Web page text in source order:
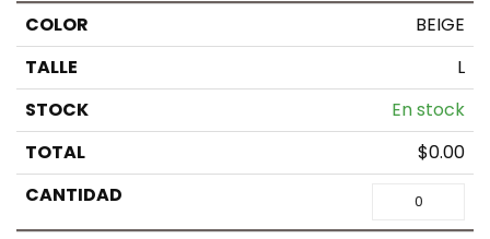
BEIGE
L
En stock
$0.00